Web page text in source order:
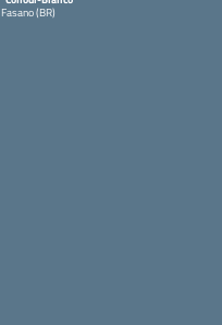
Fasano (BR)